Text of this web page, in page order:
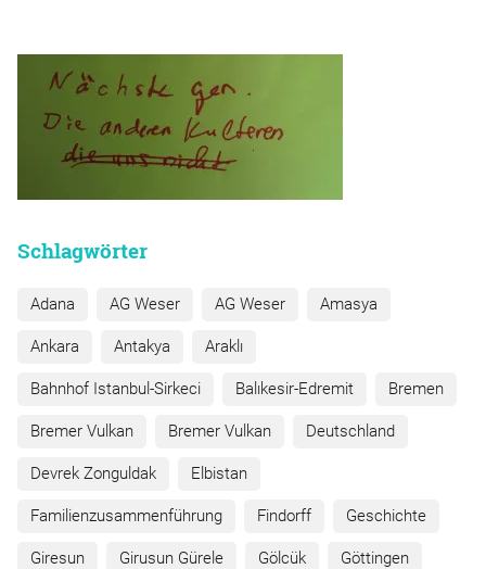
Beitragsnavigation
Schlagwörter
Adana AG Weser AG Weser Amasya
Ankara Antakya Araklı
Bahnhof Istanbul-Sirkeci Balıkesir-Edremit Bremen
Bremer Vulkan Bremer Vulkan Deutschland
Devrek Zonguldak Elbistan
Familienzusammenführung Findorff Geschichte
Giresun Girusun Gürele Gölcük Göttingen